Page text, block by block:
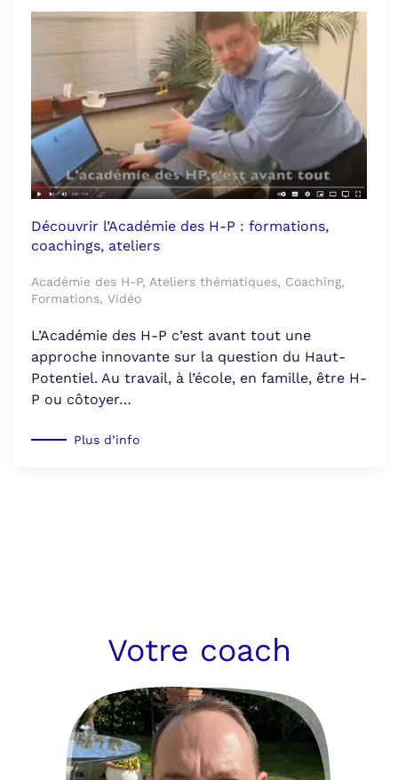
Découvrir l’Académie des H-P : formations,
coachings, ateliers
Académie des H-P, Ateliers thématiques, Coaching,
Formations, Vidéo
L’Académie des H-P c’est avant tout une
approche innovante sur la question du Haut-
Potentiel. Au travail, à l’école, en famille, être H-
P ou côtoyer…
Plus d’info
Votre coach